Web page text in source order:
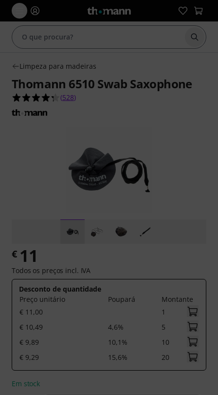
Iniciar
Limpeza para madeiras
Thomann 6510 Swab Saxophone
4.3 de 5 estrelas de 528 avaliações de clientes
(528)
€ 11
Todos os preços incl. IVA
Desconto de quantidade
Preço unitário
Poupará
Montante
€ 11,00
1
€ 10,49
4,6%
5
€ 9,89
10,1%
10
€ 9,29
15,6% 20
Em stock